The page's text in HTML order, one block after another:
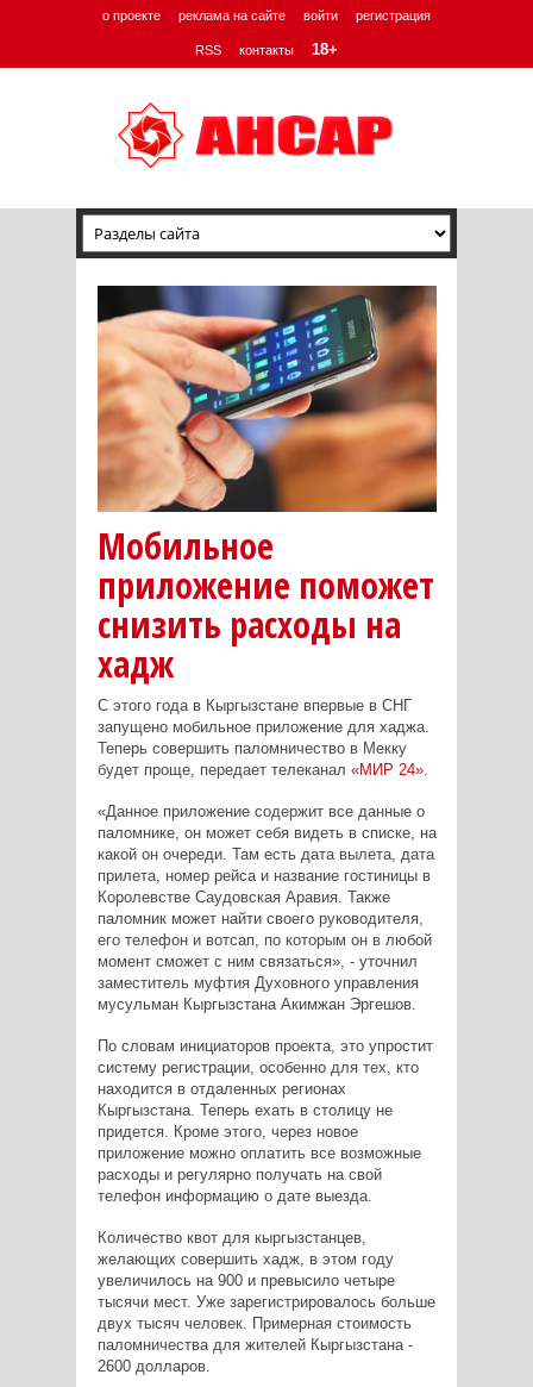
о проекте реклама на сайте войти регистрация
RSS контакты 18+
Мобильное
приложение поможет
снизить расходы на
хадж
С этого года в Кыргызстане впервые в СНГ
запущено мобильное приложение для хаджа.
Теперь совершить паломничество в Мекку
будет проще, передает телеканал «МИР 24».
«Данное приложение содержит все данные о
паломнике, он может себя видеть в списке, на
какой он очереди. Там есть дата вылета, дата
прилета, номер рейса и название гостиницы в
Королевстве Саудовская Аравия. Также
паломник может найти своего руководителя,
его телефон и вотсап, по которым он в любой
момент сможет с ним связаться», - уточнил
заместитель муфтия Духовного управления
мусульман Кыргызстана Акимжан Эргешов.
По словам инициаторов проекта, это упростит
систему регистрации, особенно для тех, кто
находится в отдаленных регионах
Кыргызстана. Теперь ехать в столицу не
придется. Кроме этого, через новое
приложение можно оплатить все возможные
расходы и регулярно получать на свой
телефон информацию о дате выезда.
Количество квот для кыргызстанцев,
желающих совершить хадж, в этом году
увеличилось на 900 и превысило четыре
тысячи мест. Уже зарегистрировалось больше
двух тысяч человек. Примерная стоимость
паломничества для жителей Кыргызстана -
2600 долларов.